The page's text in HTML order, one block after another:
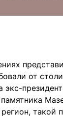
от
экс-
такой